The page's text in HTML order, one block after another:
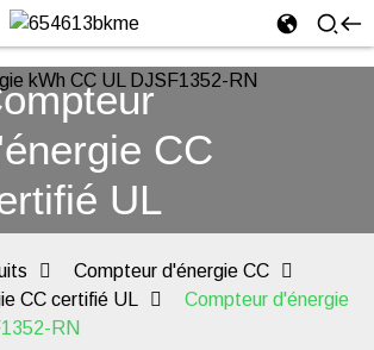
CC
UL
Compteur d'énergie CC
CC certifié UL
Compteur d'énergie
RN